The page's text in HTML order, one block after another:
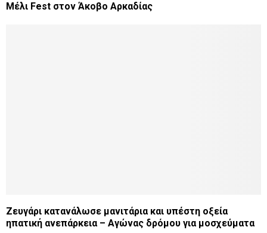
Mέλι Fest στον Άκοβο Αρκαδίας
Ζευγάρι κατανάλωσε μανιτάρια και υπέστη οξεία
ηπατική ανεπάρκεια – Αγώνας δρόμου για μοσχεύματα